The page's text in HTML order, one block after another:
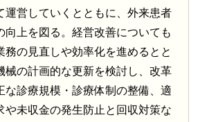
運営していくとともに、外来患者
向上を図る。経営改善についても
務の見直しや効率化を進めるとと
械の計画的な更新を検討し、改革
な診療規模・診療体制の整備、適
や未収金の発生防止と回収対策な